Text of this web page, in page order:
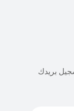
بريدك